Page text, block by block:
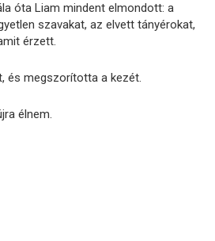
óta Liam mindent elmondott: a
szavakat, az elvett tányérokat,
érzett.
és megszorította a kezét.
élnem.